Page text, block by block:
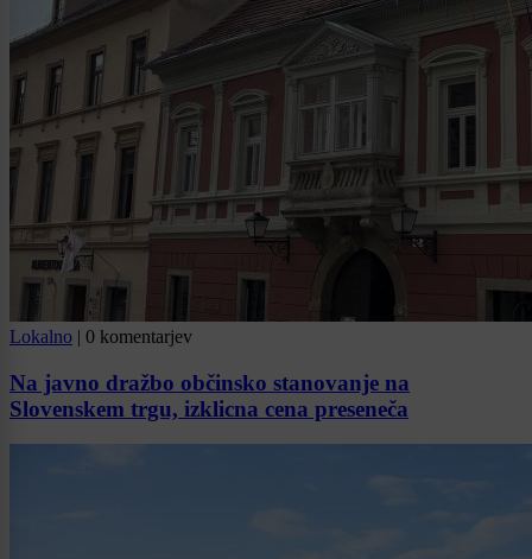
Lokalno | 0 komentarjev
Na javno dražbo občinsko stanovanje na
Slovenskem trgu, izklicna cena preseneča